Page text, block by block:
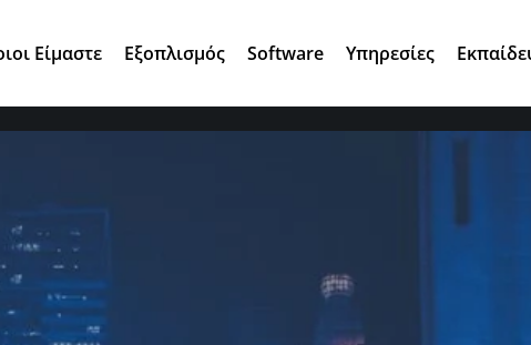
Είμαστε Εξοπλισμός Software Υπηρεσίες